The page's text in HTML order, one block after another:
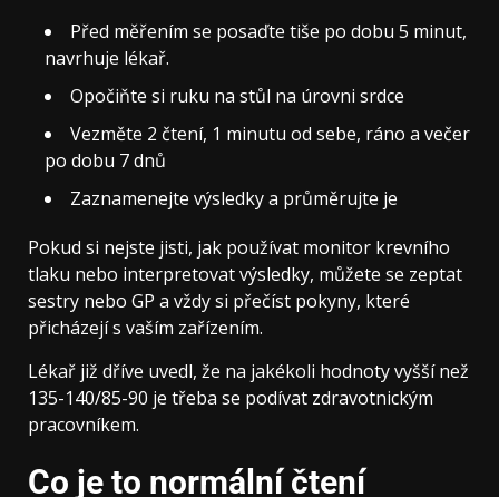
Před měřením se posaďte tiše po dobu 5 minut,
navrhuje lékař.
Opočiňte si ruku na stůl na úrovni srdce
Vezměte 2 čtení, 1 minutu od sebe, ráno a večer
po dobu 7 dnů
Zaznamenejte výsledky a průměrujte je
Pokud si nejste jisti, jak používat monitor krevního
tlaku nebo interpretovat výsledky, můžete se zeptat
sestry nebo GP a vždy si přečíst pokyny, které
přicházejí s vaším zařízením.
Lékař již dříve uvedl, že na jakékoli hodnoty vyšší než
135-140/85-90 je třeba se podívat zdravotnickým
pracovníkem.
Co je to normální čtení